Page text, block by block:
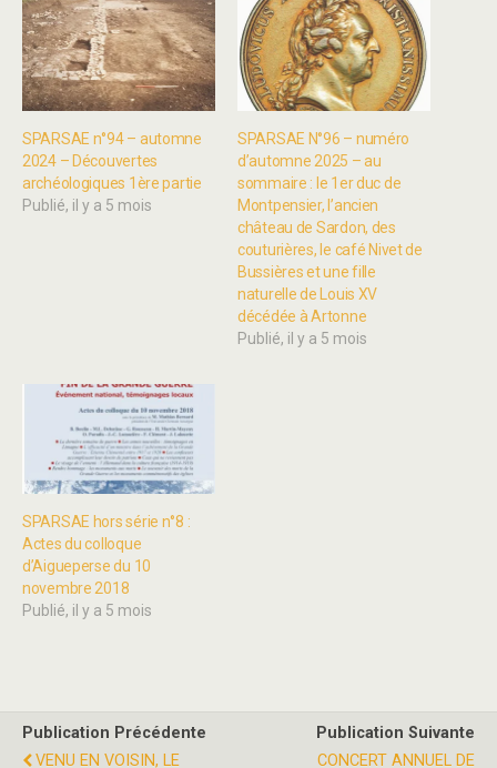
SPARSAE n°94 – automne
2024 – Découvertes
archéologiques 1ère partie
Publié, il y a 5 mois
SPARSAE N°96 – numéro
d’automne 2025 – au
sommaire : le 1er duc de
Montpensier, l’ancien
château de Sardon, des
couturières, le café Nivet de
Bussières et une fille
naturelle de Louis XV
décédée à Artonne
Publié, il y a 5 mois
SPARSAE hors série n°8 :
Actes du colloque
d’Aigueperse du 10
novembre 2018
Publié, il y a 5 mois
Publication Précédente
VENU EN VOISIN, LE
Publication Suivante
CONCERT ANNUEL DE